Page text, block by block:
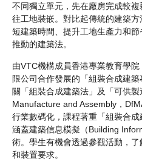
不同獨立單元，先在廠房完成較
往工地裝嵌。對比起傳統的建築
短建築時間、提升工地生產力和
推動的建築法。
由VTC機構成員香港專業教育學
限公司合作發展的「組裝合成建
關「組裝合成建築法」及「可供
Manufacture and Assembly，
行業數碼化，課程著重「組裝合成
涵蓋建築信息模擬（Building
術。學生有機會透過參觀活動，
和裝置要求。